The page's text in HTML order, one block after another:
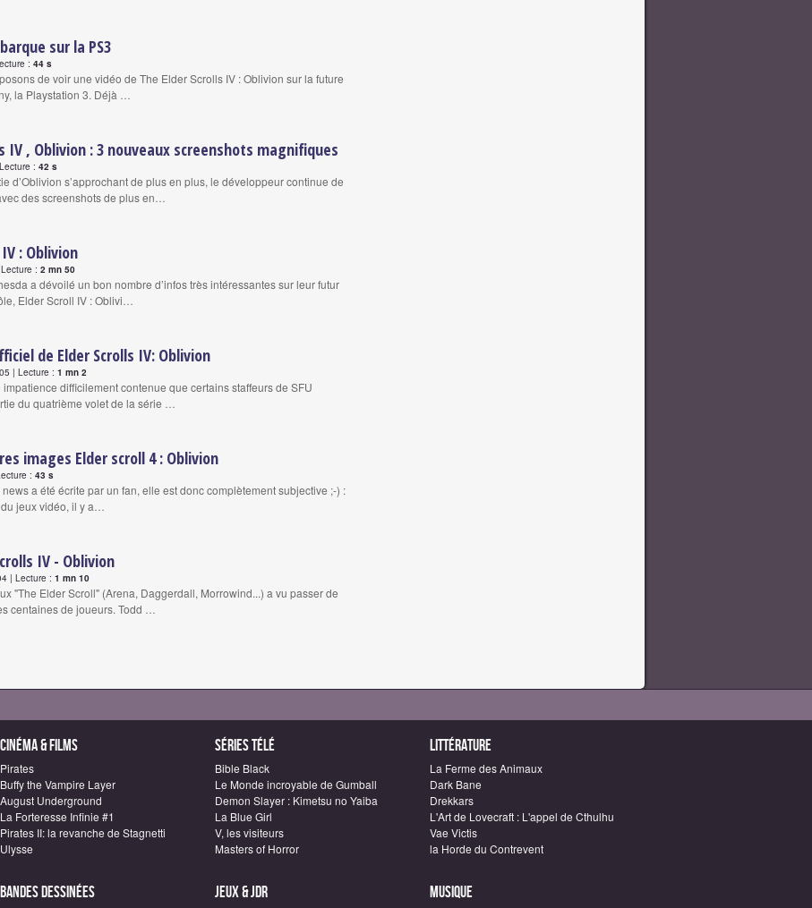
sur la PS3
: 44 s
de voir une vidéo de The Elder Scrolls IV : Oblivion sur la future
la Playstation 3. Déjà …
IV , Oblivion : 3 nouveaux screenshots magnifiques
: 42 s
d’Oblivion s’approchant de plus en plus, le développeur continue de
des screenshots de plus en…
: Oblivion
: 2 mn 50
a dévoilé un bon nombre d’infos très intéressantes sur leur futur
Elder Scroll IV : Oblivi…
de Elder Scrolls IV: Oblivion
| Lecture : 1 mn 2
impatience difficilement contenue que certains staffeurs de SFU
du quatrième volet de la série …
images Elder scroll 4 : Oblivion
: 43 s
a été écrite par un fan, elle est donc complètement subjective ;-) :
jeux vidéo, il y a…
IV - Oblivion
| Lecture : 1 mn 10
"The Elder Scroll" (Arena, Daggerdall, Morrowind...) a vu passer de
centaines de joueurs. Todd …
Cinéma & Films
Pirates
Buffy the Vampire Layer
August Underground
La Forteresse Infinie #1
Pirates II: la revanche de Stagnetti
Ulysse
Séries télé
Bible Black
Le Monde incroyable de Gumball
Demon Slayer : Kimetsu no Yaiba
La Blue Girl
V, les visiteurs
Masters of Horror
Littérature
La Ferme des Animaux
Dark Bane
Drekkars
L'Art de Lovecraft : L'appel de Cthulhu
Vae Victis
la Horde du Contrevent
Bandes dessinées Jeux & JDR Musique